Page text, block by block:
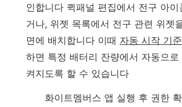
인합니다 퀵패널 편집에서 전구 아
거나, 위젯 목록에서 전구 관련 위젯
면에 배치합니다 이때 자동 시작 기준
하면 특정 배터리 잔량에서 자동으로
켜지도록 할 수 있습니다
화이트멤버스 앱 실행 후 권한